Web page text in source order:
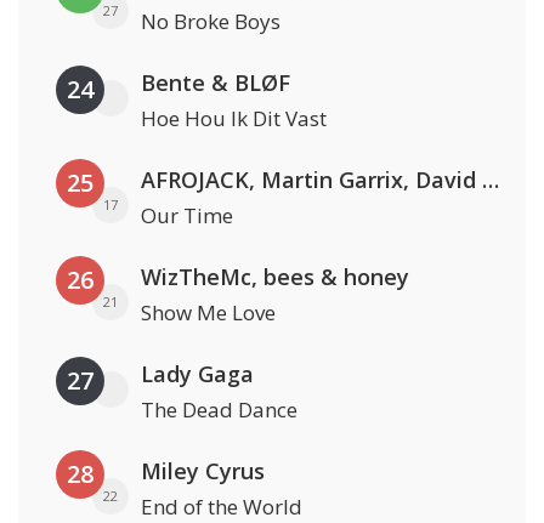
27 No Broke Boys
24 Bente & BLØF
Hoe Hou Ik Dit Vast
25
17
AFROJACK, Martin Garrix, David Guetta & Amél
Our Time
26
21
WizTheMc, bees & honey
Show Me Love
27 Lady Gaga
The Dead Dance
28
22
Miley Cyrus
End of the World